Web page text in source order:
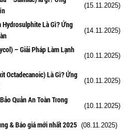
(15.11.2025)
Hydrosulphite Là Gì? Ứng
(14.11.2025)
– Giải Pháp Làm Lạnh
(10.11.2025)
Octadecanoic) Là Gì? Ứng
(10.11.2025)
Quản An Toàn Trong
(10.11.2025)
& Báo giá mới nhất 2025 (08.11.2025)